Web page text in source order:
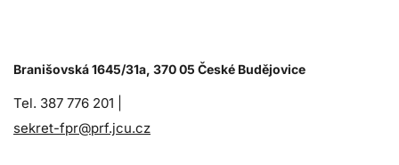
Branišovská 1645/31a, 370 05 České Budějovice
Tel. 387 776 201 |
sekret-fpr@prf.jcu.cz